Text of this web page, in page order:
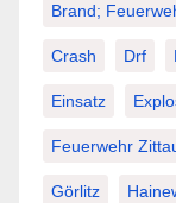
Brand;
Crash Drf
Einsatz
Feuerwehr
Görlitz